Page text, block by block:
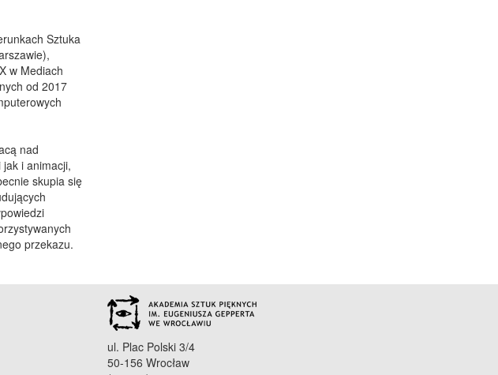
Sztuka
w Mediach
od 2017
nad
i animacji,
skupia się
przekazu.
ul. Plac Polski 3/4
50-156 Wrocław